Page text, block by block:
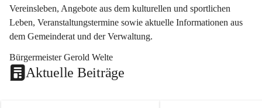
Vereinsleben, Angebote aus dem kulturellen und sportlichen
Leben, Veranstaltungstermine sowie aktuelle Informationen aus
dem Gemeinderat und der Verwaltung.
Bürgermeister Gerold Welte
Aktuelle Beiträge